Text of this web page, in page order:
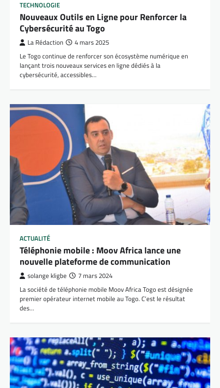
TECHNOLOGIE
Nouveaux Outils en Ligne pour Renforcer la
Cybersécurité au Togo
La Rédaction 4 mars 2025
Le Togo continue de renforcer son écosystème numérique en
lançant trois nouveaux services en ligne dédiés à la
cybersécurité, accessibles…
ACTUALITÉ
Téléphonie mobile : Moov Africa lance une
nouvelle plateforme de communication
solange kligbe 7 mars 2024
La société de téléphonie mobile Moov Africa Togo est désignée
premier opérateur internet mobile au Togo. C’est le résultat
des…